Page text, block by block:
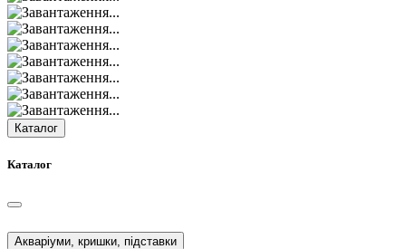
Каталог
Каталог
Акваріуми, кришки, підставки